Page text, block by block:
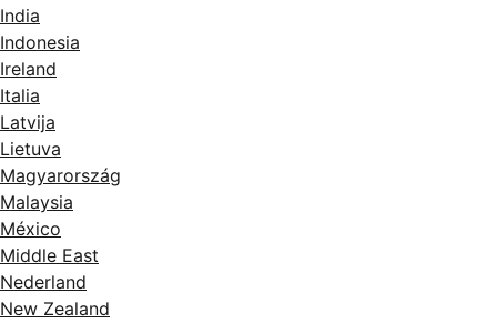
India
Indonesia
Ireland
Italia
Latvija
Lietuva
Magyarország
Malaysia
México
Middle East
Nederland
New Zealand